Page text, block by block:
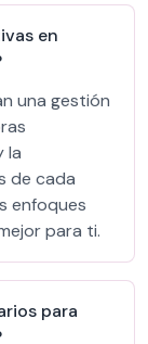
en
una gestión
la
de cada
enfoques
para ti.
para